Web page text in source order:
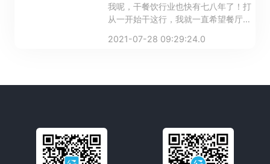
我呢，干餐饮行业也快有七八年了！打
从一开始干这行，我就一直希望餐厅的
能多提上去一点。不过，我也就是想
2021-07-28 09:29:24.0